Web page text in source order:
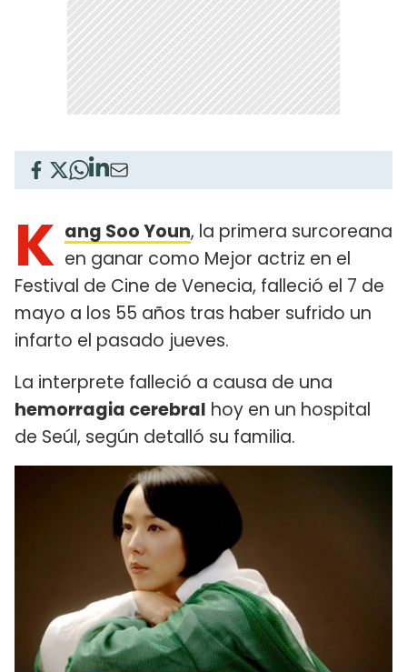
K ang Soo Youn, la primera surcoreana
en ganar como Mejor actriz en el
Festival de Cine de Venecia, falleció el 7 de
mayo a los 55 años tras haber sufrido un
infarto el pasado jueves.
La interprete falleció a causa de una
hemorragia cerebral hoy en un hospital
de Seúl, según detalló su familia.